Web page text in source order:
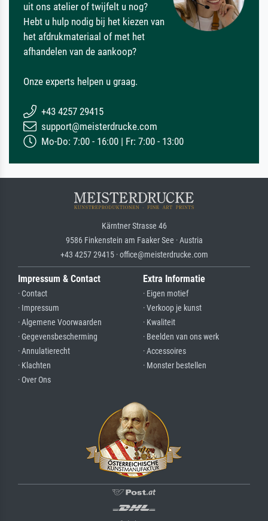
uit ons atelier of twijfelt u nog?
Hebt u hulp nodig bij het kiezen van
het afdrukmateriaal of met het
afhandelen van de aankoop?
Onze experts helpen u graag.
+43 4257 29415
support@meisterdrucke.com
Mo-Do: 7:00 - 16:00 | Fr: 7:00 - 13:00
Kärntner Strasse 46
9586 Finkenstein am Faaker See · Austria
+43 4257 29415 · office@meisterdrucke.com
Impressum & Contact
· Contact
· Impressum
· Algemene Voorwaarden
· Gegevensbescherming
· Annulatierecht
· Klachten
· Over Ons
Extra Informatie
· Eigen motief
· Verkoop je kunst
· Kwaliteit
· Beelden van ons werk
· Accessoires
· Monster bestellen